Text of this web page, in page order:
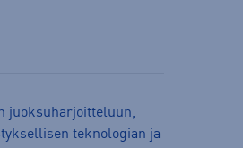
juoksuharjoitteluun,
teknologian ja